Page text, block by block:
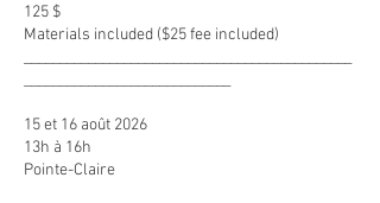
125 $
Materials included ($25 fee included)
15 et 16 août 2026
13h à 16h
Pointe-Claire